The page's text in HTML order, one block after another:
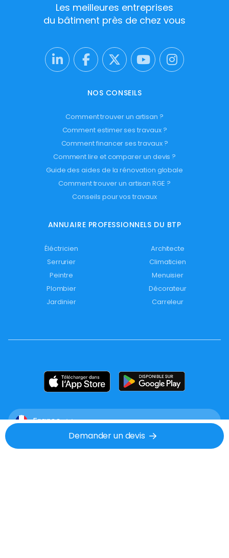
Demander un devis
Les meilleures entreprises
du bâtiment près de chez vous
NOS CONSEILS
Comment trouver un artisan ?
Comment estimer ses travaux ?
Comment financer ses travaux ?
Comment lire et comparer un devis ?
Guide des aides de la rénovation globale
Comment trouver un artisan RGE ?
Conseils pour vos travaux
ANNUAIRE PROFESSIONNELS DU BTP
Éléctricien
Architecte
Serrurier
Climaticien
Peintre
Menuisier
Plombier
Décorateur
Jardinier
Carreleur
France